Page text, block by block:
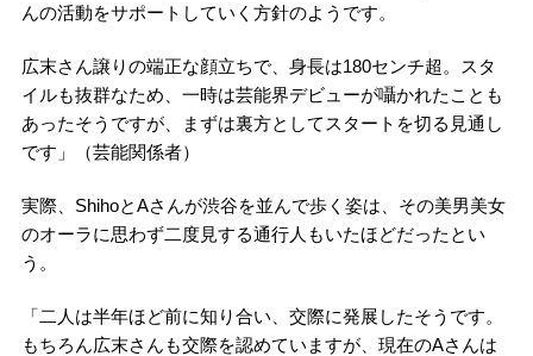
んの活動をサポートしていく方針のようです。
広末さん譲りの端正な顔立ちで、身長は180センチ超。スタ
イルも抜群なため、一時は芸能界デビューが囁かれたことも
あったそうですが、まずは裏方としてスタートを切る見通し
です」（芸能関係者）
実際、ShihoとAさんが渋谷を並んで歩く姿は、その美男美女
のオーラに思わず二度見する通行人もいたほどだったとい
う。
「二人は半年ほど前に知り合い、交際に発展したそうです。
もちろん広末さんも交際を認めていますが、現在のAさんは